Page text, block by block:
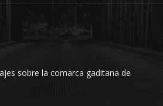
sobre la comarca gaditana de